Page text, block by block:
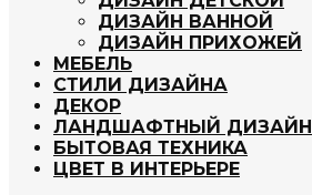
ДИЗАЙН ВАННОЙ
ДИЗАЙН ПРИХОЖЕЙ
МЕБЕЛЬ
СТИЛИ ДИЗАЙНА
ДЕКОР
ЛАНДШАФТНЫЙ ДИЗАЙН
БЫТОВАЯ ТЕХНИКА
ЦВЕТ В ИНТЕРЬЕРЕ